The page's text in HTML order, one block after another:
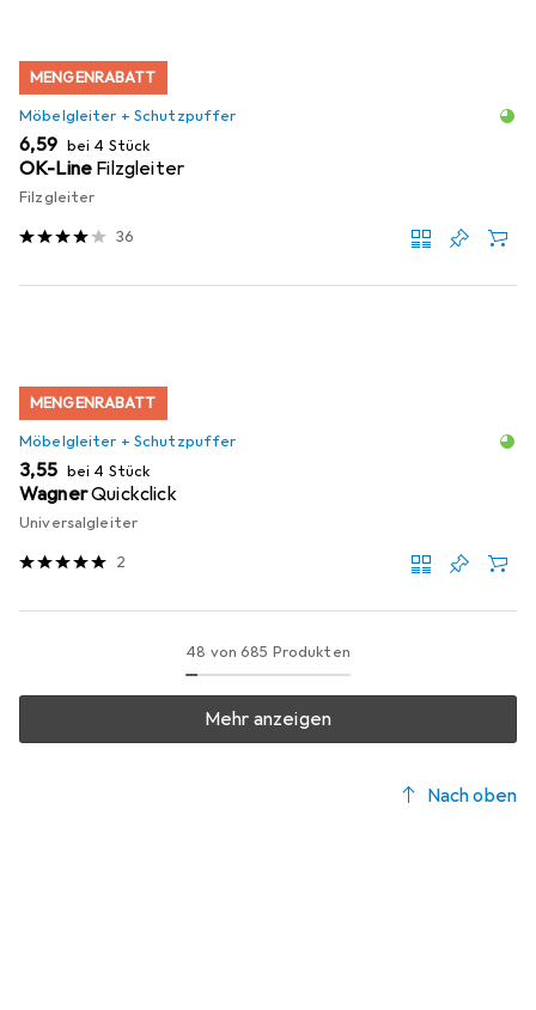
MENGENRABATT
Möbelgleiter + Schutzpuffer
EUR
6,59 bei 4 Stück
OK-Line Filzgleiter
Filzgleiter
36
MENGENRABATT
Möbelgleiter + Schutzpuffer
EUR
3,55 bei 4 Stück
WagnerQuickclick
Universalgleiter
2
48 von 685 Produkten
Mehr anzeigen
Nach oben